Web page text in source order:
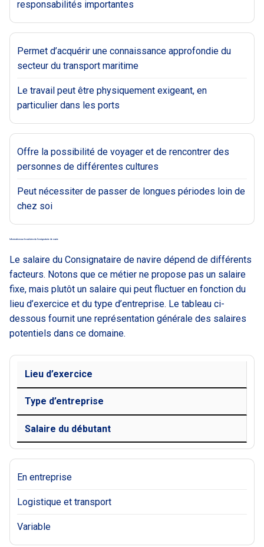
responsabilités importantes
Permet d’acquérir une connaissance approfondie du
secteur du transport maritime
Le travail peut être physiquement exigeant, en
particulier dans les ports
Offre la possibilité de voyager et de rencontrer des
personnes de différentes cultures
Peut nécessiter de passer de longues périodes loin de
chez soi
Informations sur les salaires du Consignataire de navire
Le salaire du Consignataire de navire dépend de différents
facteurs. Notons que ce métier ne propose pas un salaire
fixe, mais plutôt un salaire qui peut fluctuer en fonction du
lieu d’exercice et du type d’entreprise. Le tableau ci-
dessous fournit une représentation générale des salaires
potentiels dans ce domaine.
Lieu d’exercice
Type d’entreprise
Salaire du débutant
En entreprise
Logistique et transport
Variable